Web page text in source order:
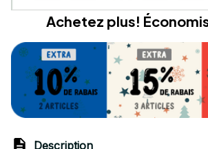
Achetez plus!
Description